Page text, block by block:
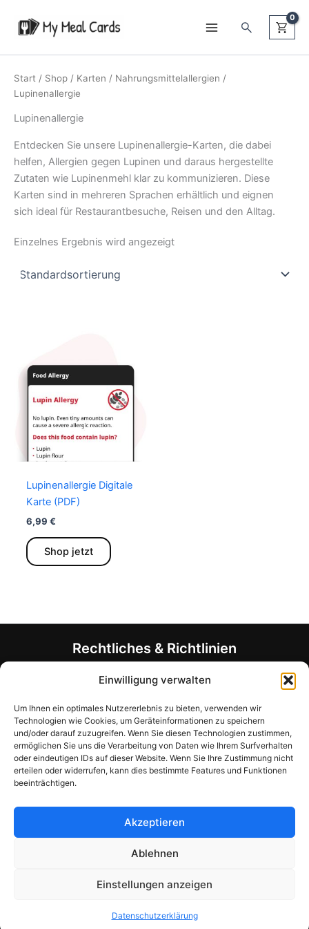
Einwilligung verwalten
Um Ihnen ein optimales Nutzererlebnis zu bieten, verwenden wir
Technologien wie Cookies, um Geräteinformationen zu speichern
und/oder darauf zuzugreifen. Wenn Sie diesen Technologien zustimmen,
ermöglichen Sie uns die Verarbeitung von Daten wie Ihrem Surfverhalten
oder eindeutigen IDs auf dieser Website. Wenn Sie Ihre Zustimmung nicht
erteilen oder widerrufen, kann dies bestimmte Features und Funktionen
beeinträchtigen.
Akzeptieren
Ablehnen
Einstellungen anzeigen
Datenschutzerklärung
Inhalt
Suchen
Start / Shop / Karten / Nahrungsmittelallergien /
Lupinenallergie
Lupinenallergie
Entdecken Sie unsere Lupinenallergie-Karten, die dabei
helfen, Allergien gegen Lupinen und daraus hergestellte
Zutaten wie Lupinenmehl klar zu kommunizieren. Diese
Karten sind in mehreren Sprachen erhältlich und eignen
sich ideal für Restaurantbesuche, Reisen und den Alltag.
Einzelnes Ergebnis wird angezeigt
Lupinenallergie Digitale
Karte (PDF)
6,99 €
Shop jetzt
Produkt
auf.
Optionen
der
Produktseite
gewählt
werden
Rechtliches & Richtlinien
Allgemeine Geschäftsbedingungen (AGB)
Rückerstattungsrichtlinie
Allergen- und Ernährungshinweis
Unternehmensinformationen
Haben Sie Fragen?
+358 (0) 40 7317040